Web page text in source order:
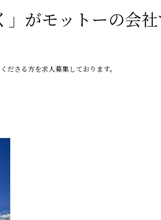
」がモットーの会
ださる方を求人募集しております。